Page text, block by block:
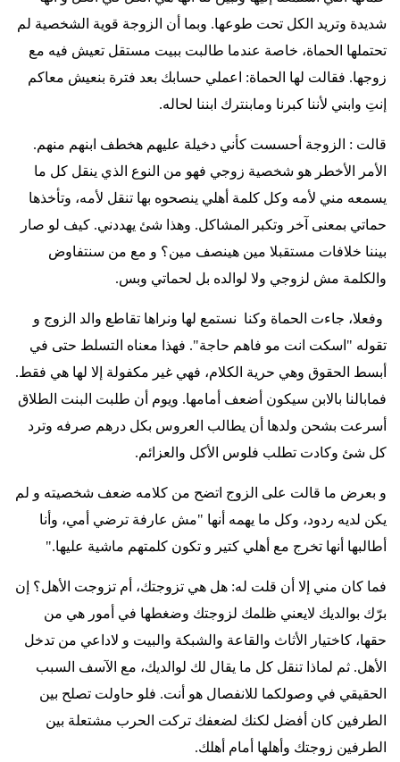
شديدة وتريد الكل تحت طوعها. وبما أن الزوجة قوية الشخصية لم
تحتملها الحماة، خاصة عندما طالبت ببيت مستقل تعيش فيه مع
زوجها. فقالت لها الحماة: اعملي حسابك بعد فترة بنعيش معاكم
إنتِ وابني لأننا كبرنا ومابنترك ابننا لحاله.
قالت : الزوجة أحسست كأني دخيلة عليهم هخطف ابنهم منهم.
الأمر الأخطر هو شخصية زوجي فهو من النوع الذي ينقل كل ما
يسمعه مني لأمه وكل كلمة أهلي ينصحوه بها تنقل لأمه، وتأخذها
حماتي بمعنى آخر وتكبر المشاكل. وهذا شئ يهددني. كيف لو صار
بيننا خلافات مستقبلا مين هينصف مين؟ و مع من سنتفاوض
والكلمة مش لزوجي ولا لوالده بل لحماتي وبس.
وفعلا، جاءت الحماة وكنا نستمع لها ونراها تقاطع والد الزوج و
تقوله "اسكت انت مو فاهم حاجة". فهذا معناه التسلط حتى في
أبسط الحقوق وهي حرية الكلام، فهي غير مكفولة إلا لها هي فقط.
فمابالنا بالابن سيكون أضعف أمامها. ويوم أن طلبت البنت الطلاق
أسرعت بشحن ولدها أن يطالب العروس بكل درهم صرفه وترد
كل شئ وكادت تطلب فلوس الأكل والعزائم.
و بعرض ما قالت على الزوج اتضح من كلامه ضعف شخصيته و لم
يكن لديه ردود، وكل ما يهمه أنها "مش عارفة ترضي أمي، وأنا
أطالبها أنها تخرج مع أهلي كتير و تكون كلمتهم ماشية عليها".
فما كان مني إلا أن قلت له: هل هي تزوجتك، أم تزوجت الأهل؟ إن
برّك بوالديك لايعني ظلمك لزوجتك وضغطها في أمور هي من
حقها، كاختيار الأثاث والقاعة والشبكة والبيت و لاداعي من تدخل
الأهل. ثم لماذا تنقل كل ما يقال لك لوالديك، مع الآسف السبب
الحقيقي في وصولكما للانفصال هو أنت. فلو حاولت تصلح بين
الطرفين كان أفضل لكنك لضعفك تركت الحرب مشتعلة بين
الطرفين زوجتك وأهلها أمام أهلك.